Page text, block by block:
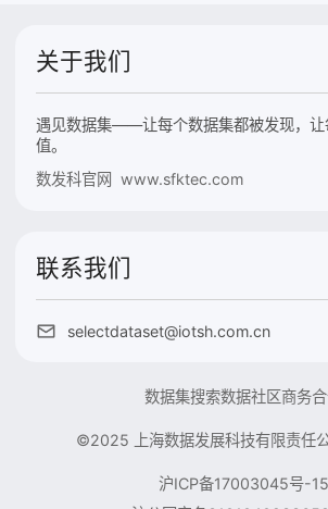
关于我们
遇见数据集——让每个数据集都被发现，让
值。
数发科官网 www.sfktec.com
联系我们
selectdataset@iotsh.com.cn
数据集搜索数据社区商务
©2025 上海数据发展科技有限责任
沪ICP备17003045号-15